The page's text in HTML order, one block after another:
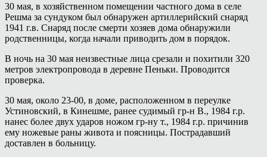
30 мая, в хозяйственном помещении частного дома в селе
Решма за сундуком был обнаружен артиллерийский снаряд
1941 г.в. Снаряд после смерти хозяев дома обнаружили
родственницы, когда начали приводить дом в порядок.
В ночь на 30 мая неизвестные лица срезали и похитили 320
метров электропровода в деревне Пеньки. Проводится
проверка.
30 мая, около 23-00, в доме, расположенном в переулке
Устиновский, в Кинешме, ранее судимый гр-н В., 1984 г.р.
нанес более двух ударов ножом гр-ну т., 1984 г.р. причинив
ему ножевые раны живота и поясницы. Пострадавший
доставлен в больницу.